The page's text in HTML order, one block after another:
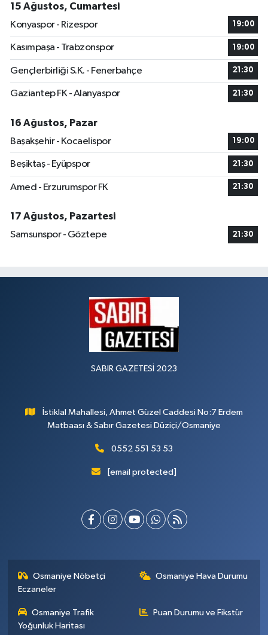
15 Ağustos, Cumartesi
Konyaspor - Rizespor
19:00
Kasımpaşa - Trabzonspor 19:00
Gençlerbirliği S.K. - Fenerbahçe 21:30
Gaziantep FK - Alanyaspor 21:30
16 Ağustos, Pazar
Başakşehir - Kocaelispor
19:00
Beşiktaş - Eyüpspor 21:30
Amed - Erzurumspor FK 21:30
17 Ağustos, Pazartesi
Samsunspor - Göztepe
21:30
SABIR GAZETESİ 2023
İstiklal Mahallesi, Ahmet Güzel Caddesi No:7 Erdem
Matbaası & Sabır Gazetesi Düziçi/Osmaniye
0552 551 53 53
[email protected]
Osmaniye Nöbetçi
Eczaneler
Osmaniye Hava Durumu
Osmaniye Trafik
Yoğunluk Haritası
Puan Durumu ve Fikstür